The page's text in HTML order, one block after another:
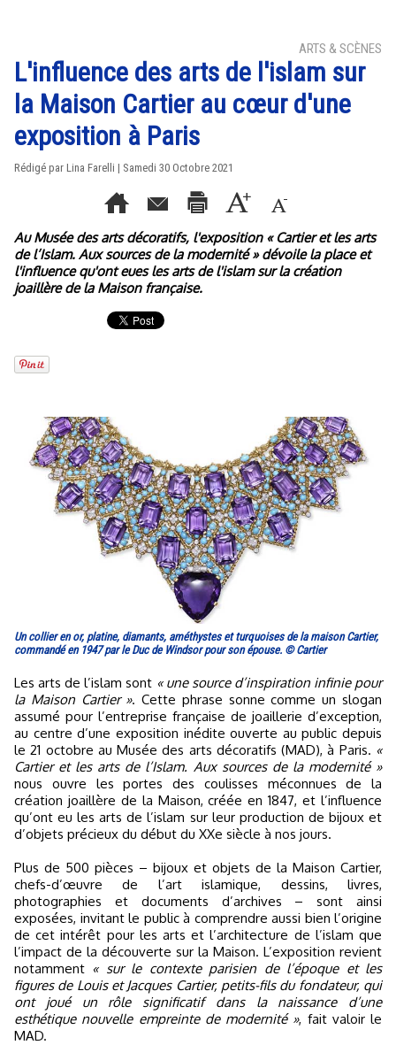
ARTS & SCÈNES
L'influence des arts de l'islam sur
la Maison Cartier au cœur d'une
exposition à Paris
Rédigé par Lina Farelli | Samedi 30 Octobre 2021
Au Musée des arts décoratifs, l'exposition « Cartier et les arts
de l’Islam. Aux sources de la modernité » dévoile la place et
l'influence qu'ont eues les arts de l'islam sur la création
joaillère de la Maison française.
Un collier en or, platine, diamants, améthystes et turquoises de la maison Cartier,
commandé en 1947 par le Duc de Windsor pour son épouse. © Cartier
Les arts de l’islam sont « une source d’inspiration infinie pour
la Maison Cartier ». Cette phrase sonne comme un slogan
assumé pour l’entreprise française de joaillerie d’exception,
au centre d’une exposition inédite ouverte au public depuis
le 21 octobre au Musée des arts décoratifs (MAD), à Paris. «
Cartier et les arts de l’Islam. Aux sources de la modernité »
nous ouvre les portes des coulisses méconnues de la
création joaillère de la Maison, créée en 1847, et l’influence
qu’ont eu les arts de l’islam sur leur production de bijoux et
d’objets précieux du début du XXe siècle à nos jours.
Plus de 500 pièces – bijoux et objets de la Maison Cartier,
chefs-d’œuvre de l’art islamique, dessins, livres,
photographies et documents d’archives – sont ainsi
exposées, invitant le public à comprendre aussi bien l’origine
de cet intérêt pour les arts et l’architecture de l’islam que
l’impact de la découverte sur la Maison. L’exposition revient
notamment « sur le contexte parisien de l’époque et les
figures de Louis et Jacques Cartier, petits-fils du fondateur, qui
ont joué un rôle significatif dans la naissance d’une
esthétique nouvelle empreinte de modernité », fait valoir le
MAD.